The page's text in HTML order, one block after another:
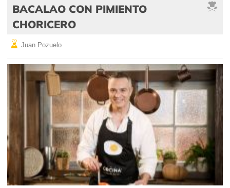
BACALAO CON PIMIENTO
CHORICERO
Juan Pozuelo